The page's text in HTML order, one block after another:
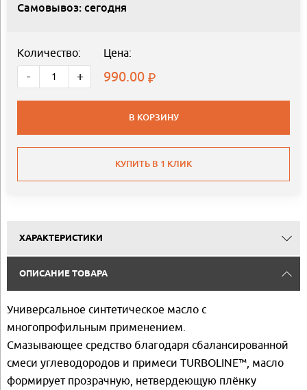
Самовывоз: сегодня
Количество:
- +
Цена:
990.00
В КОРЗИНУ
КУПИТЬ В 1 КЛИК
ХАРАКТЕРИСТИКИ
ОПИСАНИЕ ТОВАРА
Универсальное синтетическое масло с
многопрофильным применением.
Смазывающее средство благодаря сбалансированной
смеси углеводородов и примеси TURBOLINE™, масло
формирует прозрачную, нетвердеющую плёнку